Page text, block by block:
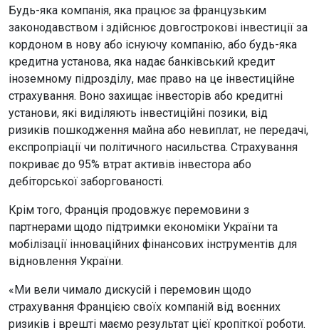
Будь-яка компанія, яка працює за французьким
законодавством і здійснює довгострокові інвестиції за
кордоном в нову або існуючу компанію, або будь-яка
кредитна установа, яка надає банківський кредит
іноземному підрозділу, має право на це інвестиційне
страхування. Воно захищає інвесторів або кредитні
установи, які виділяють інвестиційні позики, від
ризиків пошкодження майна або невиплат, не передачі,
експропріації чи політичного насильства. Страхування
покриває до 95% втрат активів інвестора або
дебіторської заборгованості.
Крім того, Франція продовжує перемовини з
партнерами щодо підтримки економіки України та
мобілізації інноваційних фінансових інструментів для
відновлення України.
«Ми вели чимало дискусій і перемовин щодо
страхування Францією своїх компаній від воєнних
ризиків і врешті маємо результат цієї кропіткої роботи.